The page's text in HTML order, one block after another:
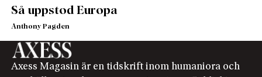
Så uppstod Europa
Anthony Pagden
Axess Magasin är en tidskrift inom humaniora och